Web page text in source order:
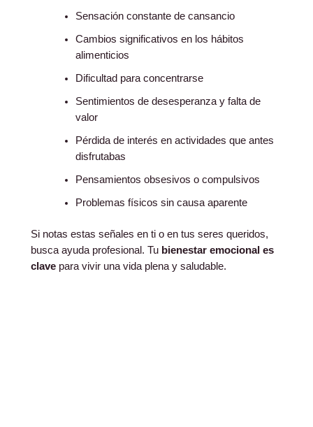
Sensación constante de cansancio
Cambios significativos en los hábitos
alimenticios
Dificultad para concentrarse
Sentimientos de desesperanza y falta de
valor
Pérdida de interés en actividades que antes
disfrutabas
Pensamientos obsesivos o compulsivos
Problemas físicos sin causa aparente
Si notas estas señales en ti o en tus seres queridos,
busca ayuda profesional. Tu bienestar emocional es
clave para vivir una vida plena y saludable.